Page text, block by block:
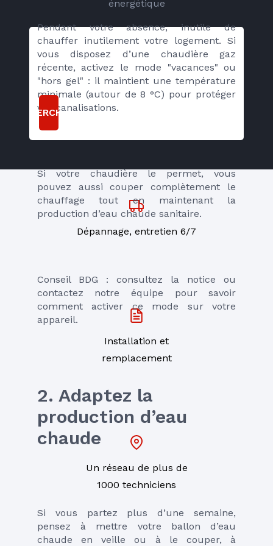
Pendant votre absence, inutile de
chauffer inutilement votre logement. Si
vous disposez d’une chaudière gaz
récente, activez le mode "vacances" ou
"hors gel" : il maintient une température
minimale (autour de 8 °C) pour protéger
vos canalisations.
Si votre chaudière le permet, vous
pouvez aussi couper complètement le
chauffage tout en maintenant la
production d’eau chaude sanitaire.
Conseil BDG : consultez la notice ou
contactez notre équipe pour savoir
comment activer ce mode sur votre
appareil.
2. Adaptez la
production d’eau
chaude
Si vous partez plus d’une semaine,
pensez à mettre votre ballon d’eau
chaude en veille ou à le couper, à
énergétique
RECHERCHER
Dépannage, entretien 6/7
Installation et
remplacement
Un réseau de plus de
1000 techniciens